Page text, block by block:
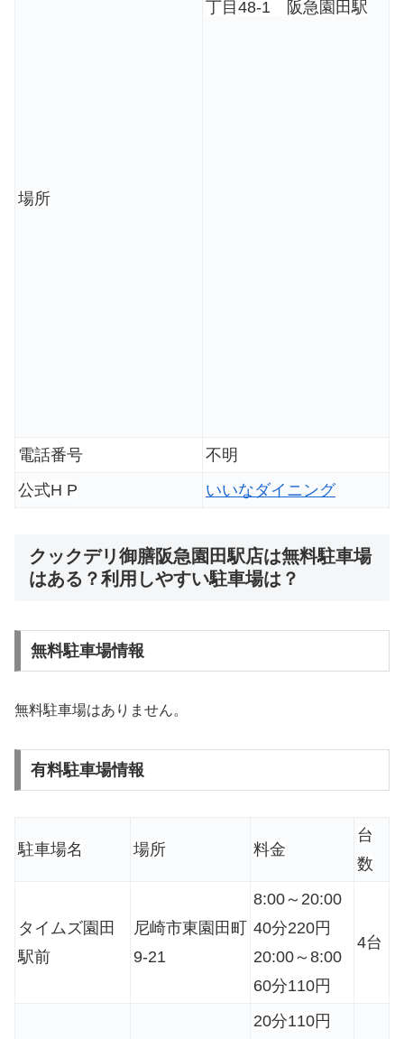
場所
丁目48-1 阪急園田駅
電話番号
不明
公式H P
いいなダイニング
クックデリ御膳阪急園田駅店は無料駐車場
はある？利用しやすい駐車場は？
無料駐車場情報
無料駐車場はありません。
有料駐車場情報
駐車場名 場所 料金
台
数
タイムズ園田
駅前
尼崎市東園田町
9-21
8:00～20:00
40分220円
20:00～8:00
60分110円
4台
20分110円